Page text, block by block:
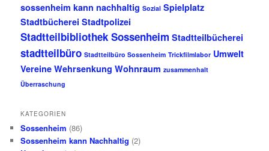
sossenheim kann nachhaltig Sozial Spielplatz
Stadtbücherei Stadtpolizei
Stadtteilbibliothek Sossenheim Stadtteilbücherei
stadtteilbüro Stadtteilbüro Sossenheim Trickfilmlabor Umwelt
Vereine Wehrsenkung Wohnraum zusammenhalt
Überraschung
KATEGORIEN
Sossenheim (86)
Sossenheim kann Nachhaltig (2)